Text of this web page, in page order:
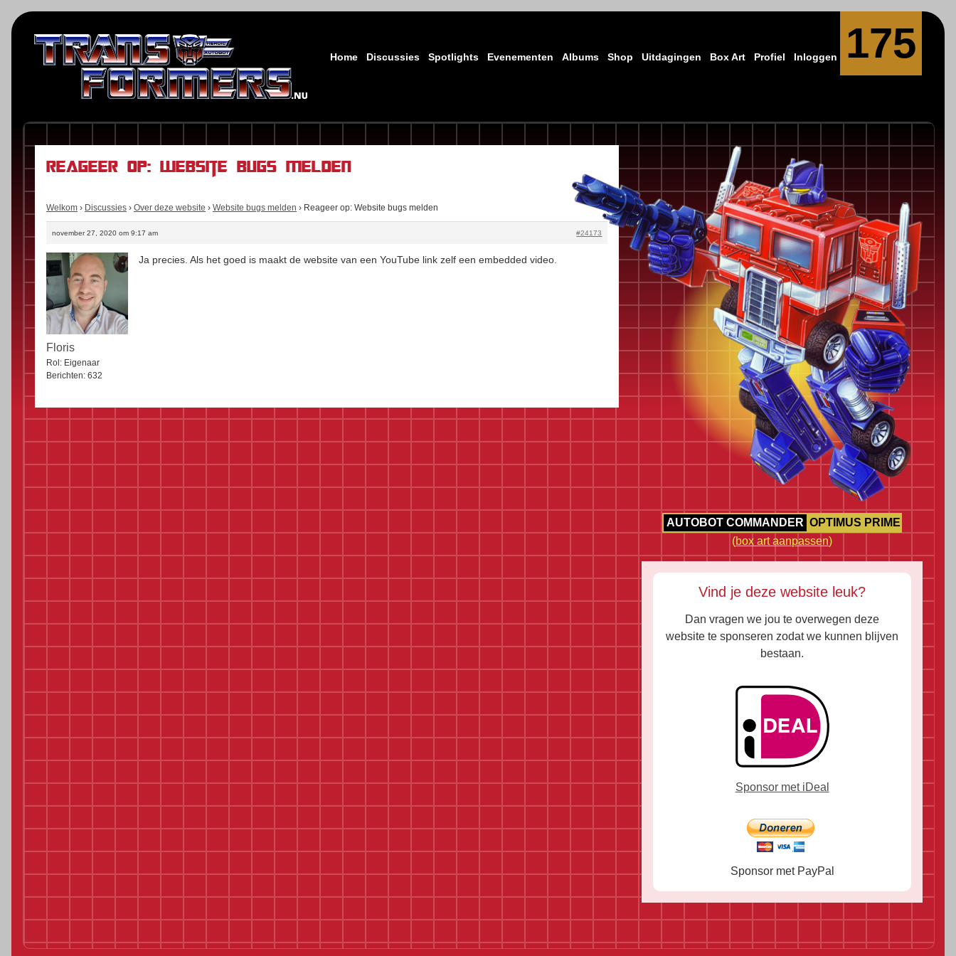
Home Discussies Spotlights Evenementen Albums Shop Uitdagingen Box Art Profiel Inloggen 175
Reageer op: Website bugs melden
Welkom › Discussies › Over deze website › Website bugs melden › Reageer op: Website bugs melden
november 27, 2020 om 9:17 am #24173
Floris
Rol: Eigenaar
Berichten: 632
Ja precies. Als het goed is maakt de website van een YouTube link zelf een embedded video.
AUTOBOT COMMANDER OPTIMUS PRIME
(box art aanpassen)
Vind je deze website leuk?
Dan vragen we jou te overwegen deze
website te sponseren zodat we kunnen blijven
bestaan.
Sponsor met iDeal
Sponsor met PayPal